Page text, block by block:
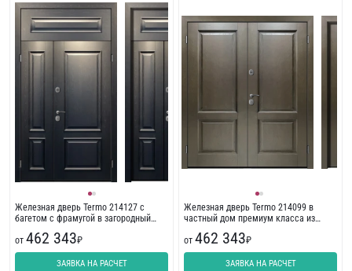
Железная дверь Termo 214127 с
багетом с фрамугой в загородный
от 462 343₽
ЗАЯВКА НА РАСЧЕТ
Железная дверь Termo 214099 в
частный дом премиум класса из
от 462 343₽
ЗАЯВКА НА РАСЧЕТ